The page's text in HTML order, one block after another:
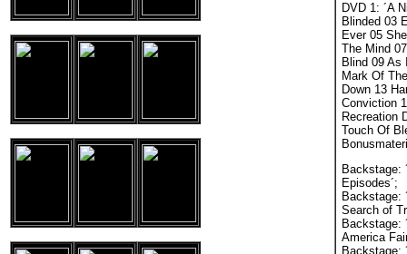
DVD 1: ´A
Blinded 03
Ever 05
The Mind
Blind 09 As
Mark Of
Down 13
Conviction
Recreation
Touch Of
Backstage:
Episodes´;
Backstage:
Search of
Backstage:
America
Backstage: